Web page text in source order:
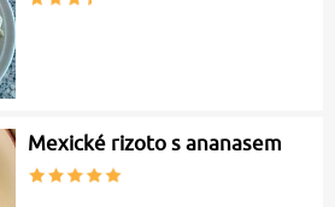
Mexické rizoto s ananasem